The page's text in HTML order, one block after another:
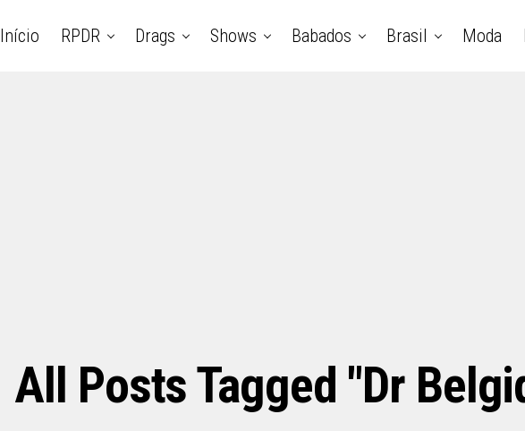
Início RPDR Drags Shows Babados Brasil Moda
All Posts Tagged "dr